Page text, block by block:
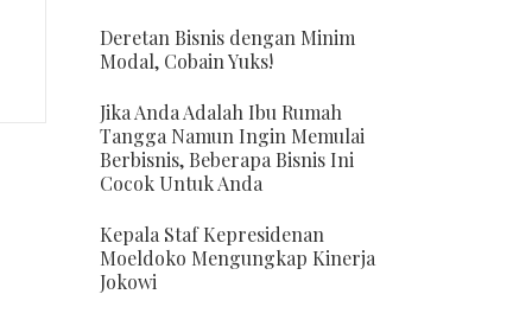
Deretan Bisnis dengan Minim
Modal, Cobain Yuks!
Jika Anda Adalah Ibu Rumah
Tangga Namun Ingin Memulai
Berbisnis, Beberapa Bisnis Ini
Cocok Untuk Anda
Kepala Staf Kepresidenan
Moeldoko Mengungkap Kinerja
Jokowi